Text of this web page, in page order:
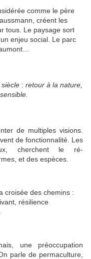
comme le père
créent les
tous. Le paysage sort
enjeu social. Le parc
: retour à la nature,
de multiples visions.
de fonctionnalité. Les
cherchent le ré-
et des espèces.
croisée des chemins :
résilience
une préoccupation
parle de permaculture,